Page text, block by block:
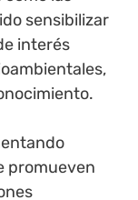
sensibilizar
interés
promueven